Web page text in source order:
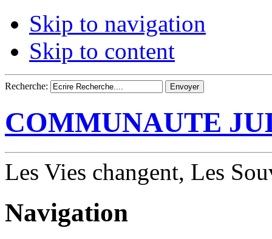
Skip to navigation
Skip to content
Recherche:
COMMUNAUTE
Les Vies changent, Les
Navigation